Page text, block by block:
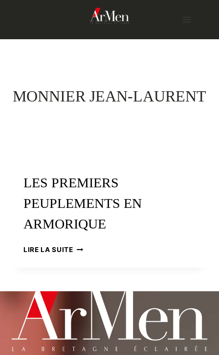
MONNIER JEAN-LAURENT
LES PREMIERS
PEUPLEMENTS EN
ARMORIQUE
LIRE LA SUITELES